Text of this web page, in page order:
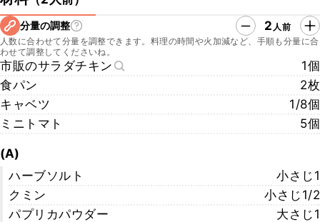
分量の調整 2 人前
人数に合わせて分量を調整できます。料理の時間や火加減など、手順も分量に合
わせて調整してくださいね。
市販のサラダチキン
1個
食パン
2枚
キャベツ
1/8個
ミニトマト
5個
(A)
ハーブソルト
小さじ1
クミン
小さじ1/2
パプリカパウダー
大さじ1